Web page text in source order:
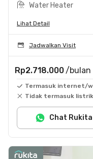
Water Heater
Lihat Detail
Jadwalkan Visit
Rp2.718.000 /bulan
Termasuk internet/
Tidak termasuk listrik
Chat Rukita